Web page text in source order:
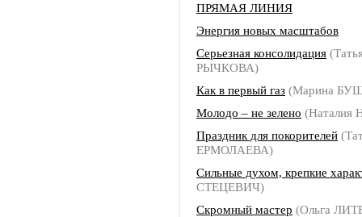
ПРЯМАЯ ЛИНИЯ
Энергия новых масштабов
Серьезная консолидация
РЫЧКОВА)
Как в первый газ (Марина
Молодо – не зелено
Праздник для покорителей
ЕРМОЛАЕВА)
Сильные духом, крепкие
СТЕЦЕВИЧ)
Скромный мастер (Ольга